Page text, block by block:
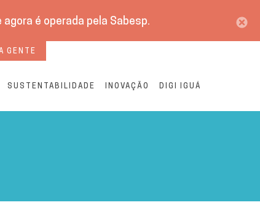
é operada pela Sabesp.
GENTE
SUSTENTABILIDADE INOVAÇÃO DIGI IGUÁ
F |